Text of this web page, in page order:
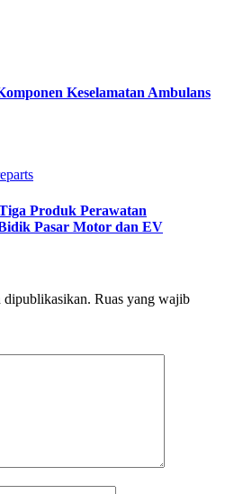
Keselamatan Ambulans
Produk Perawatan
Pasar Motor dan EV
dipublikasikan. Ruas yang wajib